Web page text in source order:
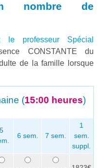
nombre de
le professeur Spécial
CONSTANTE du
de la famille lorsque
(15:00 heures)
5
6 sem. 7 sem.
1
sem.
suppl.